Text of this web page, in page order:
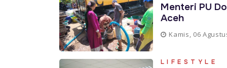
Menteri PU
Aceh
Kamis, 06
LIFESTYLE